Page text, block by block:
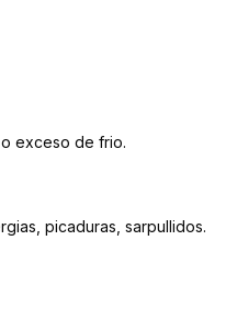
exceso de frio.
picaduras, sarpullidos.